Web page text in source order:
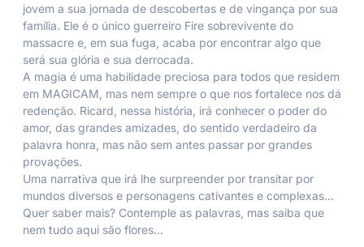
jovem a sua jornada de descobertas e de vingança por sua
família. Ele é o único guerreiro Fire sobrevivente do
massacre e, em sua fuga, acaba por encontrar algo que
será sua glória e sua derrocada.
A magia é uma habilidade preciosa para todos que residem
em MAGICAM, mas nem sempre o que nos fortalece nos dá
redenção. Ricard, nessa história, irá conhecer o poder do
amor, das grandes amizades, do sentido verdadeiro da
palavra honra, mas não sem antes passar por grandes
provações.
Uma narrativa que irá lhe surpreender por transitar por
mundos diversos e personagens cativantes e complexas…
Quer saber mais? Contemple as palavras, mas saiba que
nem tudo aqui são flores…